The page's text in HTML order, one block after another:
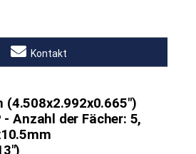
Kontakt
(4.508x2.992x0.665")
- Anzahl der Fächer: 5,